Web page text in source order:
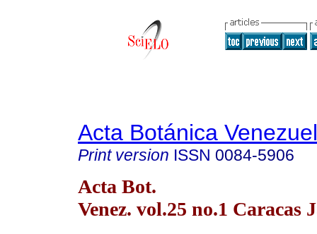
Acta Botánica
Print version ISSN 0084-5906
Acta Bot.
Venez. vol.25 no.1 Caracas